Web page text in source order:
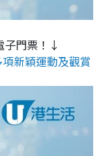
子門票！↓
新穎運動及觀賞